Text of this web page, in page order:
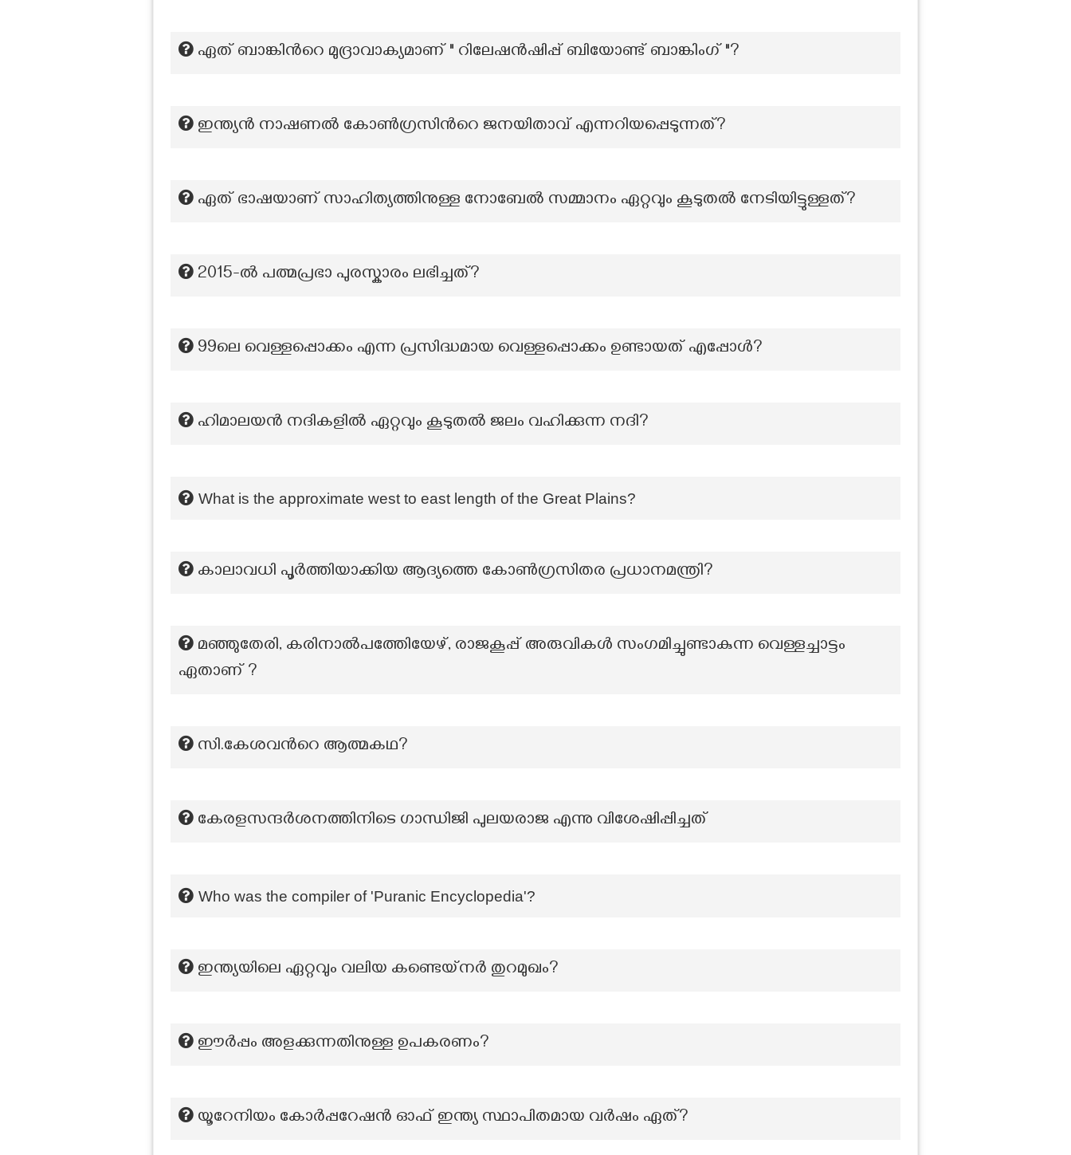
ഏത് ബാങ്കിന്‍റെ മുദ്രാവാക്യമാണ് " റിലേഷൻഷിപ്പ് ബിയോണ്ട് ബാങ്കിംഗ് "?
ഇന്ത്യൻ നാഷണൽ കോൺഗ്രസിൻറെ ജനയിതാവ് എന്നറിയപ്പെടുന്നത്?
ഏത് ഭാഷയാണ് സാഹിത്യത്തിനുള്ള നോബേൽ സമ്മാനം ഏറ്റവും കൂടുതൽ നേടിയിട്ടുള്ളത്?
2015-ല്‍ പത്മപ്രഭാ പുരസ്കാരം ലഭിച്ചത്?
99ലെ വെള്ളപ്പൊക്കം എന്ന പ്രസിദ്ധമായ വെള്ളപ്പൊക്കം ഉണ്ടായത് എപ്പോൾ?
ഹിമാലയന്‍ നദികളില്‍ ഏറ്റവും കൂടുതല്‍ ജലം വഹിക്കുന്ന നദി?
What is the approximate west to east length of the Great Plains?
കാലാവധി പൂർത്തിയാക്കിയ ആദ്യത്തെ കോൺഗ്രസിതര പ്രധാനമന്ത്രി?
മഞ്ഞുതേരി, കരിനാൽപത്തിേയേഴ്, രാജകൂപ്പ് അരുവികൾ സംഗമിച്ചുണ്ടാകുന്ന വെള്ളച്ചാട്ടം
ഏതാണ് ?
സി.കേശവന്‍റെ ആത്മകഥ?
കേരളസന്ദർശനത്തിനിടെ ഗാന്ധിജി പുലയരാജ എന്നു വിശേഷിപ്പിച്ചത്
Who was the compiler of 'Puranic Encyclopedia'?
ഇന്ത്യയിലെ ഏറ്റവും വലിയ കണ്ടെയ്നർ തുറമുഖം?
ഈർപ്പം അളക്കുന്നതിനുള്ള ഉപകരണം?
യൂറേനിയം കോർപ്പറേഷൻ ഓഫ് ഇന്ത്യ സ്ഥാപിതമായ വർഷം ഏത്?